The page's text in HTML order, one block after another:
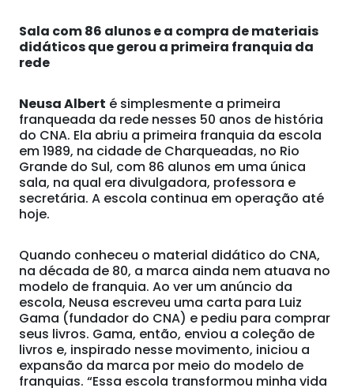
Sala com 86 alunos e a compra de materiais
didáticos que gerou a primeira franquia da
rede
Neusa Albert é simplesmente a primeira
franqueada da rede nesses 50 anos de história
do CNA. Ela abriu a primeira franquia da escola
em 1989, na cidade de Charqueadas, no Rio
Grande do Sul, com 86 alunos em uma única
sala, na qual era divulgadora, professora e
secretária. A escola continua em operação até
hoje.
Quando conheceu o material didático do CNA,
na década de 80, a marca ainda nem atuava no
modelo de franquia. Ao ver um anúncio da
escola, Neusa escreveu uma carta para Luiz
Gama (fundador do CNA) e pediu para comprar
seus livros. Gama, então, enviou a coleção de
livros e, inspirado nesse movimento, iniciou a
expansão da marca por meio do modelo de
franquias. “Essa escola transformou minha vida